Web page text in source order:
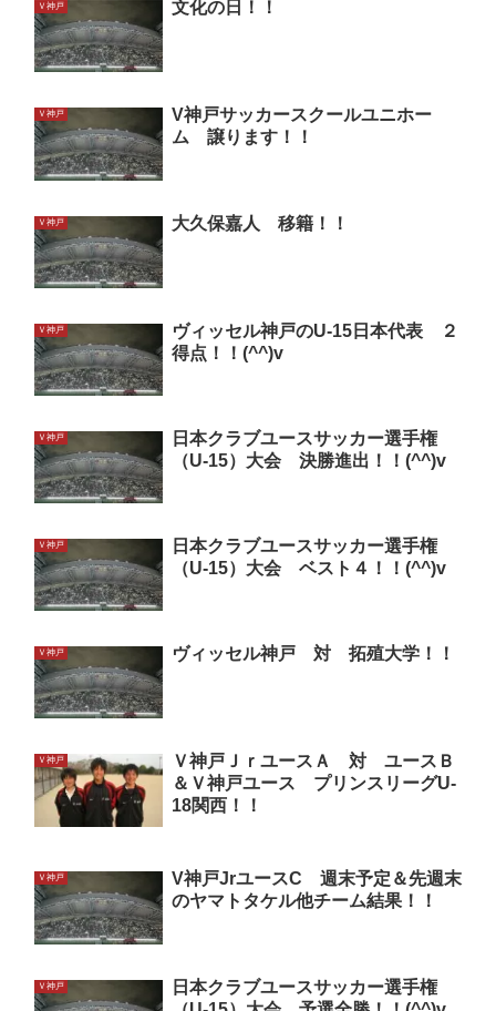
Ｖ神戸 文化の日！！
Ｖ神戸
V神戸サッカースクールユニホー
ム 譲ります！！
Ｖ神戸 大久保嘉人 移籍！！
Ｖ神戸
ヴィッセル神戸のU-15日本代表 ２
得点！！(^^)v
Ｖ神戸
日本クラブユースサッカー選手権
（U-15）大会 決勝進出！！(^^)v
Ｖ神戸
日本クラブユースサッカー選手権
（U-15）大会 ベスト４！！(^^)v
Ｖ神戸 ヴィッセル神戸 対 拓殖大学！！
Ｖ神戸
Ｖ神戸ＪｒユースＡ 対 ユースＢ
＆Ｖ神戸ユース プリンスリーグU-
18関西！！
Ｖ神戸
V神戸JrユースC 週末予定＆先週末
のヤマトタケル他チーム結果！！
Ｖ神戸
日本クラブユースサッカー選手権